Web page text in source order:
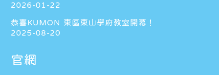
2026-01-22
恭喜KUMON 東區東山學府教室開幕！
2025-08-20
官網